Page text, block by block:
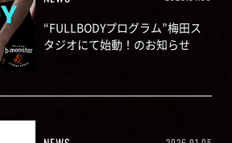
“FULLBODYプログラム”梅田ス
タジオにて始動！のお知らせ